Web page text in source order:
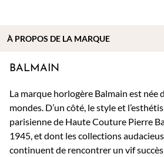
BALMAIN
La marque horlogère Balmain est née
mondes. D’un côté, le style et
parisienne de Haute Couture Pierre
1945, et dont les collections
continuent de rencontrer un vif
À PROPOS DE LA MARQUE